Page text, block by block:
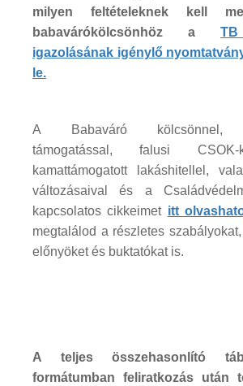
milyen feltételeknek kell
babavárókölcsönhöz a
igazolásának igénylő
le.
A Babaváró kölcsönnel,
támogatással, falusi
kamattámogatott lakáshitellel,
változásaival és a
kapcsolatos cikkeimet itt
megtalálod a részletes
előnyöket és buktatókat is.
A teljes összehasonlító
formátumban feliratkozás után